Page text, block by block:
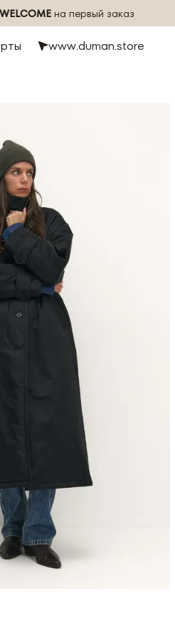
WELCOME на первый заказ
www.duman.store